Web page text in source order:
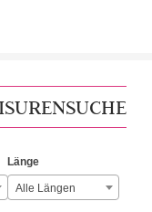
Länge
Alle Längen